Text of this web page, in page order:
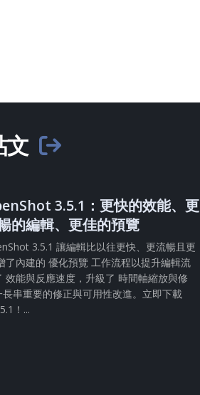
文
3.5.1：更快的效能、更
的編輯、更佳的預覽
3.5.1 讓編輯比以往更快、更流暢且更
了內建的 優化預覽 工作流程以提升編輯流
效能與反應速度，升級了 時間軸縮放與修
串重要的修正與可用性改進。立即下載
！...